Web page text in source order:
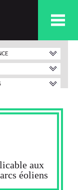
aux
éoliens